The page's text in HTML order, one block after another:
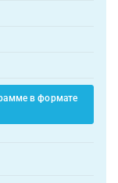
в формате